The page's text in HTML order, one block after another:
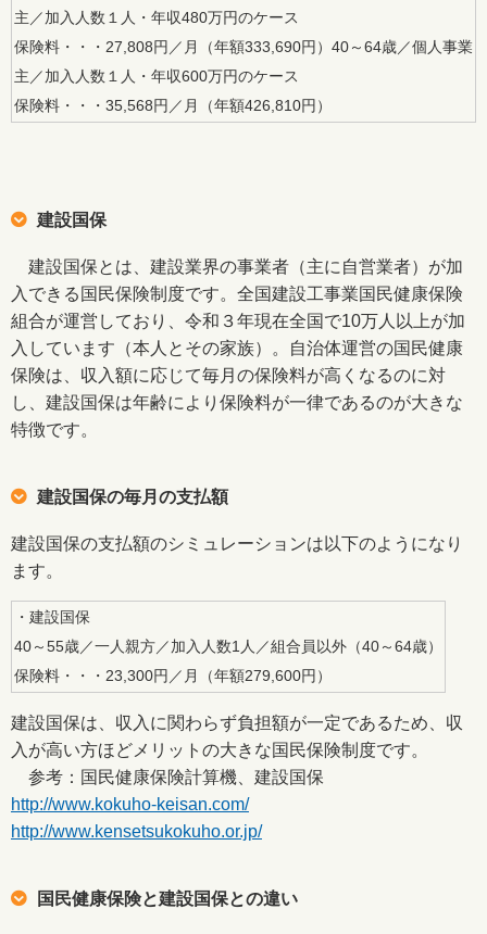
主／加入人数１人・年収480万円のケース
保険料・・・27,808円／月（年額333,690円）40～64歳／個人事業
主／加入人数１人・年収600万円のケース
保険料・・・35,568円／月（年額426,810円）
建設国保
建設国保とは、建設業界の事業者（主に自営業者）が加
入できる国民保険制度です。全国建設工事業国民健康保険
組合が運営しており、令和３年現在全国で10万人以上が加
入しています（本人とその家族）。自治体運営の国民健康
保険は、収入額に応じて毎月の保険料が高くなるのに対
し、建設国保は年齢により保険料が一律であるのが大きな
特徴です。
建設国保の毎月の支払額
建設国保の支払額のシミュレーションは以下のようになり
ます。
・建設国保
40～55歳／一人親方／加入人数1人／組合員以外（40～64歳）
保険料・・・23,300円／月（年額279,600円）
建設国保は、収入に関わらず負担額が一定であるため、収
入が高い方ほどメリットの大きな国民保険制度です。
参考：国民健康保険計算機、建設国保
http://www.kokuho-keisan.com/
http://www.kensetsukokuho.or.jp/
国民健康保険と建設国保との違い